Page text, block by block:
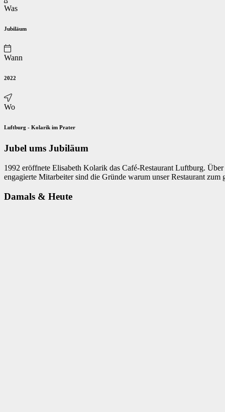
Was
Jubiläum
Wann
2022
Wo
Luftburg - Kolarik im Prater
Jubel ums Jubiläum
1992 eröffnete Elisabeth Kolarik das Café-Restaurant Luftburg.
engagierte Mitarbeiter sind die Gründe warum unser Restaurant
Damals & Heute